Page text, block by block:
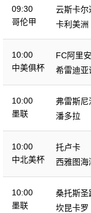
09:30
哥伦甲
云斯卡尔
卡利美洲
10:00
中美俱杯
FC阿里
希雷迪亚
10:00
墨联
弗雷斯尼
潘多拉
10:00
中北美杯
托卢卡
西雅图海
10:00
墨联
桑托斯圣
坎昆卡罗